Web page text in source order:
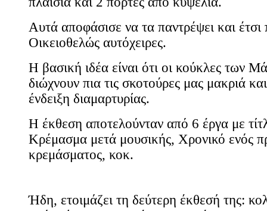
Αυτά αποφάσισε να τα παντρέψει και
Οικειοθελώς αυτόχειρες.
Η βασική ιδέα είναι ότι οι κούκλες των
διώχνουν πια τις σκοτούρες μας μακριά
ένδειξη διαμαρτυρίας.
Η έκθεση αποτελούνταν από 6 έργα με
Κρέμασμα μετά μουσικής, Χρονικό ενός
κρεμάσματος, κοκ.
Ήδη, ετοιμάζει τη δεύτερη έκθεσή της: